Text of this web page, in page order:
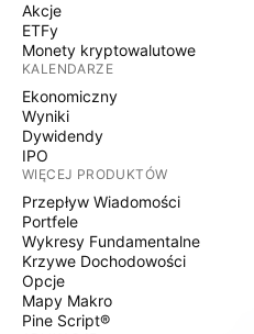
Akcje
ETFy
Monety kryptowalutowe
KALENDARZE
Ekonomiczny
Wyniki
Dywidendy
IPO
WIĘCEJ PRODUKTÓW
Przepływ Wiadomości
Portfele
Wykresy Fundamentalne
Krzywe Dochodowości
Opcje
Mapy Makro
Pine Script®